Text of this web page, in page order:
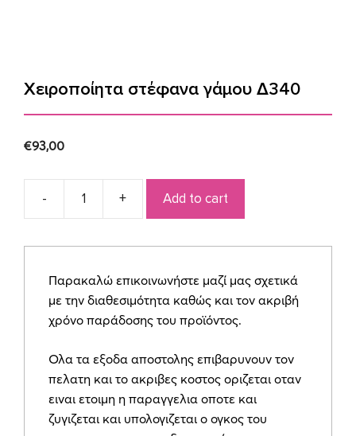
Χειροποίητα στέφανα γάμου Δ340
€93,00
Χειροποίητα
γάμου
quantity
Add to cart
Παρακαλώ επικοινωνήστε μαζί μας σχετικά
με την διαθεσιμότητα καθώς και τον ακριβή
χρόνο παράδοσης του προϊόντος.
Ολα τα εξοδα αποστολης επιβαρυνουν τον
πελατη και το ακριβες κοστος οριζεται οταν
ειναι ετοιμη η παραγγελια οποτε και
ζυγιζεται και υπολογιζεται ο ογκος του